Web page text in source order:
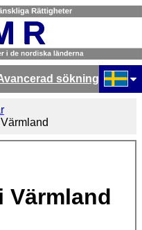
for results.
sökning
Värmland